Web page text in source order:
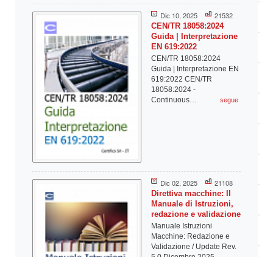
Dic 10, 2025 21532
CEN/TR 18058:2024
Guida | Interpretazione
EN 619:2022
CEN/TR 18058:2024
Guida | Interpretazione EN
619:2022 CEN/TR
18058:2024 -
Continuous…
segue
Dic 02, 2025 21108
Direttiva macchine: Il
Manuale di Istruzioni,
redazione e validazione
Manuale Istruzioni
Macchine: Redazione e
Validazione / Update Rev.